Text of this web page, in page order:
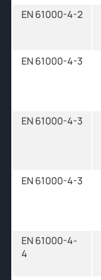
EN 61000-4-2
EN 61000-4-3
EN 61000-4-3
EN 61000-4-3
EN 61000-4-
4